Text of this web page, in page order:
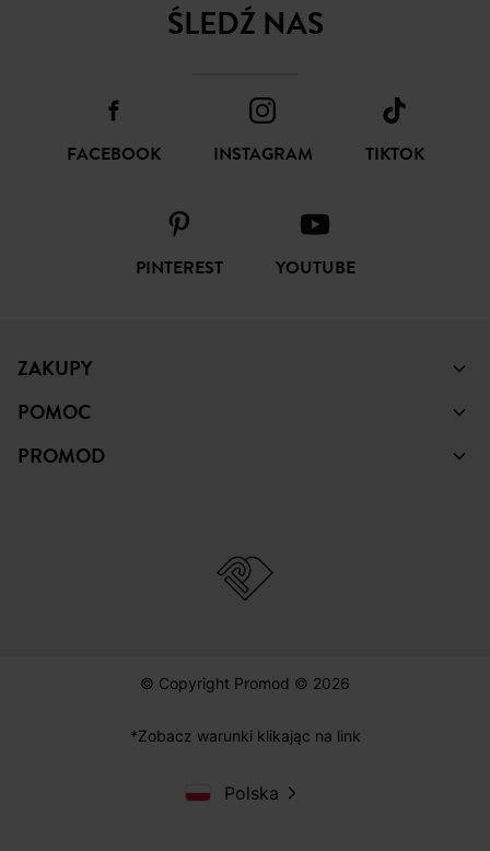
ŚLEDŹ NAS
FACEBOOK INSTAGRAM TIKTOK
PINTEREST YOUTUBE
ZAKUPY
POMOC
PROMOD
© Copyright Promod © 2026
*Zobacz warunki klikając na link
Polska